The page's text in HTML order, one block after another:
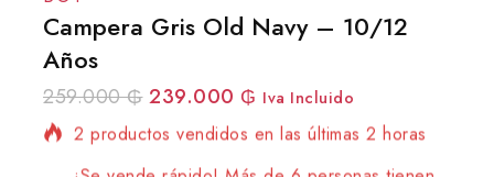
Campera Gris Old Navy – 10/12
Años
259.000₲ 239.000 ₲ Iva Incluido
2 productos vendidos en las últimas 2 horas
¡Se vende rápido! Más de 6 personas tienen
en su carrito